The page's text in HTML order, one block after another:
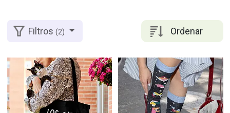
Ordenar
Filtros(2)